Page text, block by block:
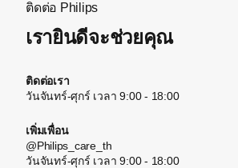
ติดต่อ Philips
เรายินดีจะช่วยคุณ
ติดต่อเรา
วันจันทร์-ศุกร์ เวลา 9:00 - 18:00
เพิ่มเพื่อน
@Philips_care_th
วันจันทร์-ศุกร์ เวลา 9:00 - 18:00